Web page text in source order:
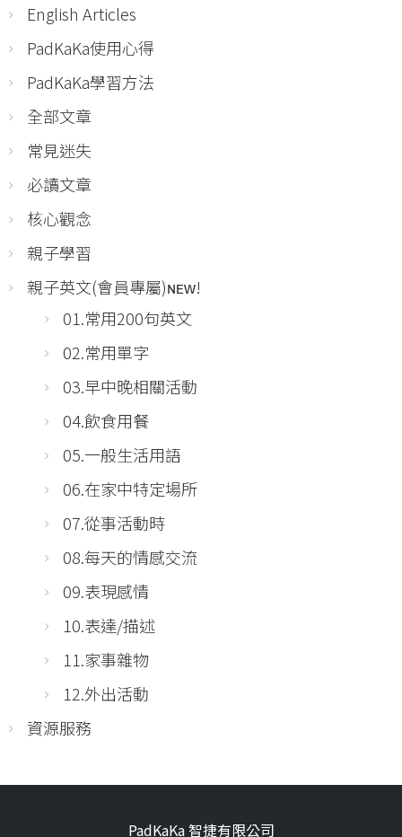
English Articles
PadKaKa使用心得
PadKaKa學習方法
全部文章
常見迷失
必讀文章
核心觀念
親子學習
親子英文(會員專屬)ɴᴇᴡ!
01.常用200句英文
02.常用單字
03.早中晚相關活動
04.飲食用餐
05.一般生活用語
06.在家中特定場所
07.從事活動時
08.每天的情感交流
09.表現感情
10.表達/描述
11.家事雜物
12.外出活動
資源服務
PadKaKa 智捷有限公司